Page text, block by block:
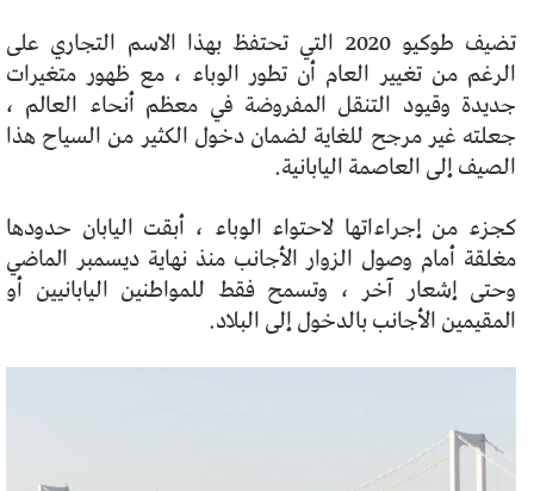
تضيف طوكيو 2020 التي تحتفظ بهذا الاسم التجاري على
الرغم من تغيير العام أن تطور الوباء ، مع ظهور متغيرات
جديدة وقيود التنقل المفروضة في معظم أنحاء العالم ،
جعلته غير مرجح للغاية لضمان دخول الكثير من السياح هذا
الصيف إلى العاصمة اليابانية.
كجزء من إجراءاتها لاحتواء الوباء ، أبقت اليابان حدودها
مغلقة أمام وصول الزوار الأجانب منذ نهاية ديسمبر الماضي
وحتى إشعار آخر ، وتسمح فقط للمواطنين اليابانيين أو
المقيمين الأجانب بالدخول إلى البلاد.